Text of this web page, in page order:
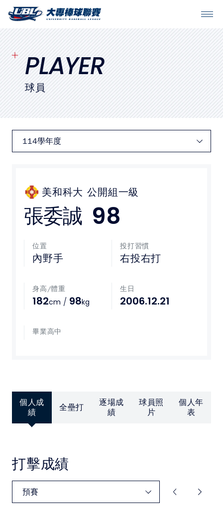
SITEMAP
首頁
球隊戰績
賽程表
球隊與球員
比賽場地
最新消息
下載專區
聯絡我們
LINK
教育部體育署
PLAYER
球員
美和科大 公開組一級
張委誠 98
位置
內野手
投打習慣
右投右打
身高/體重
182cm / 98kg
生日
2006.12.21
畢業高中
個人成
績
全壘打
逐場成
績
球員照
片
個人年
表
打擊成績